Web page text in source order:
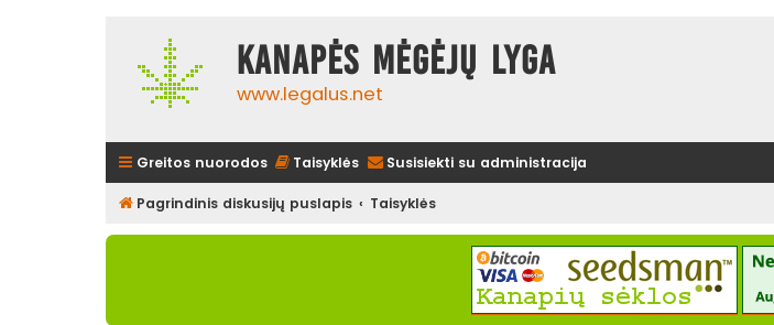
Kanapės mėgėjų lyga
www.legalus.net
Greitos nuorodos Taisyklės Susisiekti su administracija
Pagrindinis diskusijų puslapis Taisyklės